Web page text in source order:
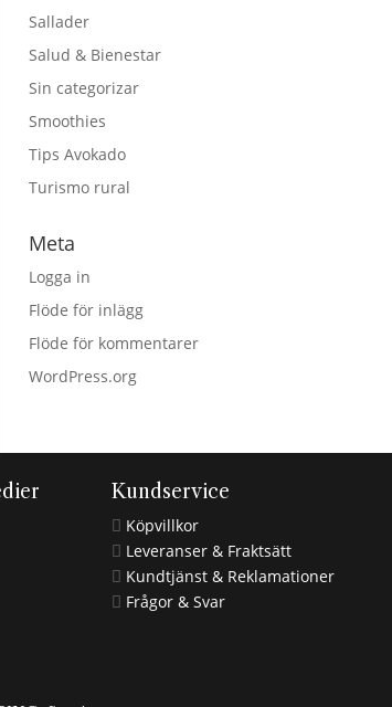
Sallader
Salud & Bienestar
Sin categorizar
Smoothies
Tips Avokado
Turismo rural
Meta
Logga in
Flöde för inlägg
Flöde för kommentarer
WordPress.org
Kundservice
 Köpvillkor
 Leveranser & Fraktsätt
 Kundtjänst & Reklamationer
 Frågor & Svar